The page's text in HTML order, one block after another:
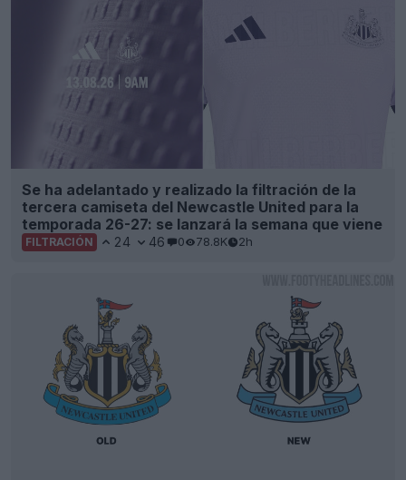
Se ha adelantado y realizado la filtración de la
tercera camiseta del Newcastle United para la
temporada 26-27: se lanzará la semana que viene
FILTRACIÓN 24 46 0 78.8K 2h